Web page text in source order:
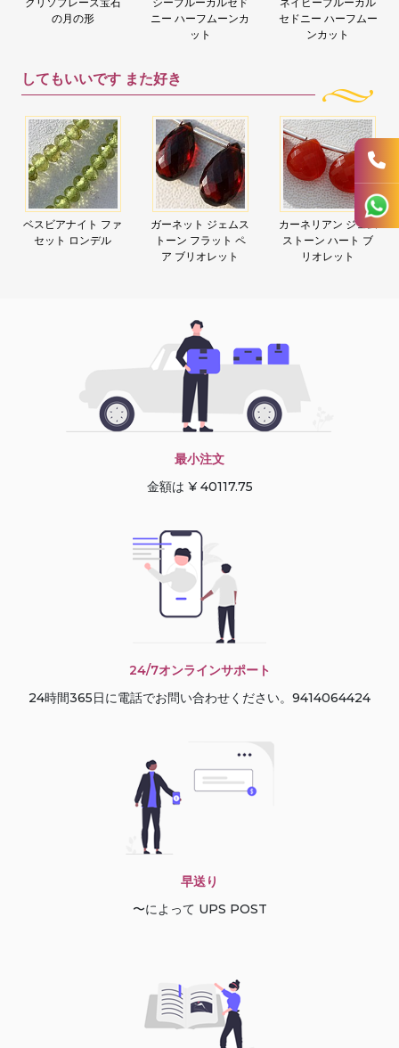
の月の形
ニー ハーフムーンカ
ット
セドニー ハーフムー
ンカット
してもいいです また好き
ベスビアナイト ファ
セット ロンデル
ガーネット ジェムス
トーン フラット ペ
ア ブリオレット
カーネリアン ジェム
ストーン ハート ブ
リオレット
最小注文
金額は ¥ 40117.75
24/7オンラインサポート
24時間365日に電話でお問い合わせください。9414064424
早送り
〜によって UPS POST